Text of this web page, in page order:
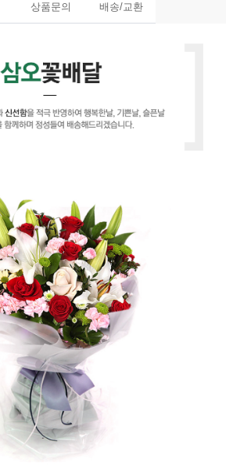
상품문의 배송/교환